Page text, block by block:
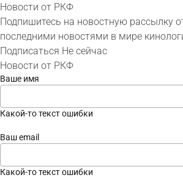
Новости от РКФ
Подпишитесь на новостную рассылку
последними новостями в мире
Подписаться Не сейчас
Новости от РКФ
Ваше имя
Какой-то текст ошибки
Ваш email
Какой-то текст ошибки